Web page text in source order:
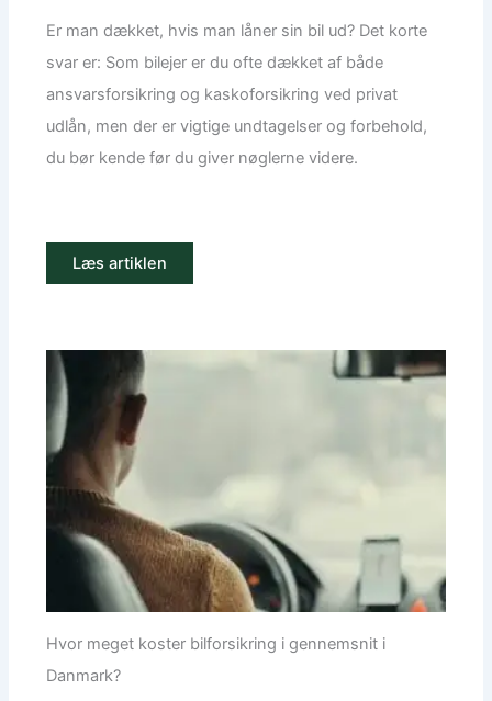
Er man dækket, hvis man låner sin bil ud? Det korte
svar er: Som bilejer er du ofte dækket af både
ansvarsforsikring og kaskoforsikring ved privat
udlån, men der er vigtige undtagelser og forbehold,
du bør kende før du giver nøglerne videre.
Læs artiklen
Hvor meget koster bilforsikring i gennemsnit i
Danmark?